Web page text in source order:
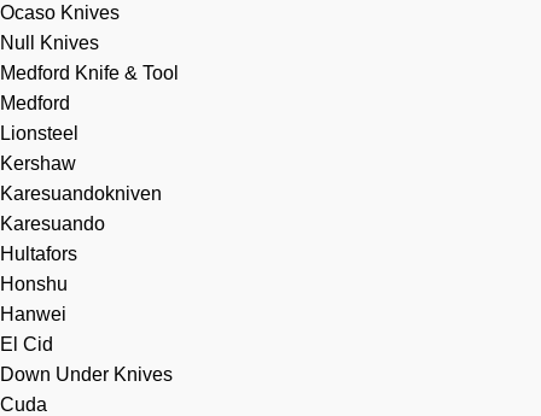
Ocaso Knives
Null Knives
Medford Knife & Tool
Medford
Lionsteel
Kershaw
Karesuandokniven
Karesuando
Hultafors
Honshu
Hanwei
El Cid
Down Under Knives
Cuda